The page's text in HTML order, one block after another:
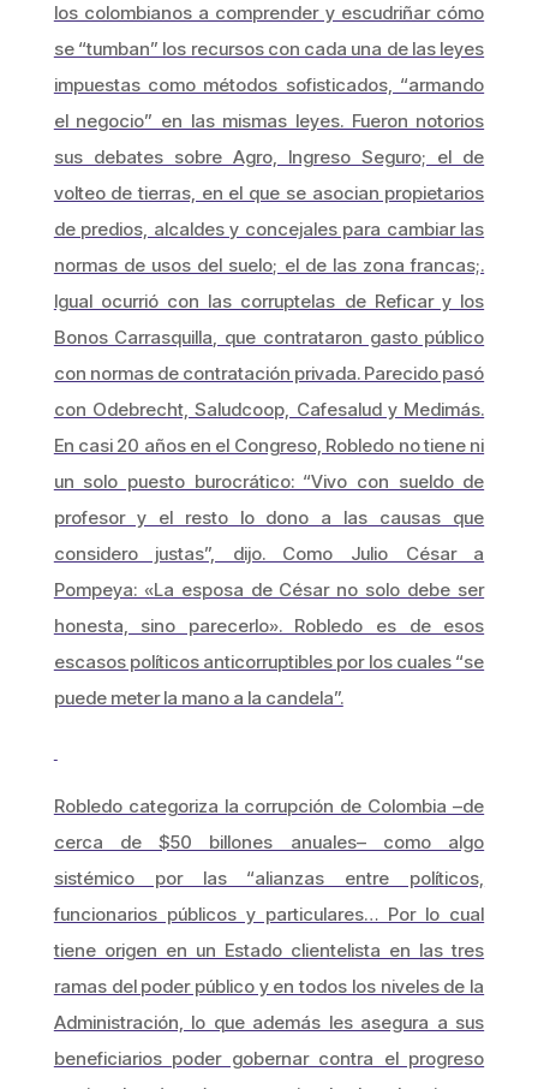
los colombianos a comprender y escudriñar cómo
se “tumban” los recursos con cada una de las leyes
impuestas como métodos sofisticados, “armando
el negocio” en las mismas leyes. Fueron notorios
sus debates sobre Agro, Ingreso Seguro; el de
volteo de tierras, en el que se asocian propietarios
de predios, alcaldes y concejales para cambiar las
normas de usos del suelo; el de las zona francas;.
Igual ocurrió con las corruptelas de Reficar y los
Bonos Carrasquilla, que contrataron gasto público
con normas de contratación privada. Parecido pasó
con Odebrecht, Saludcoop, Cafesalud y Medimás.
En casi 20 años en el Congreso, Robledo no tiene ni
un solo puesto burocrático: “Vivo con sueldo de
profesor y el resto lo dono a las causas que
considero justas”, dijo. Como Julio César a
Pompeya: «La esposa de César no solo debe ser
honesta, sino parecerlo». Robledo es de esos
escasos políticos anticorruptibles por los cuales “se
puede meter la mano a la candela”.
Robledo categoriza la corrupción de Colombia –de
cerca de $50 billones anuales– como algo
sistémico por las “alianzas entre políticos,
funcionarios públicos y particulares… Por lo cual
tiene origen en un Estado clientelista en las tres
ramas del poder público y en todos los niveles de la
Administración, lo que además les asegura a sus
beneficiarios poder gobernar contra el progreso